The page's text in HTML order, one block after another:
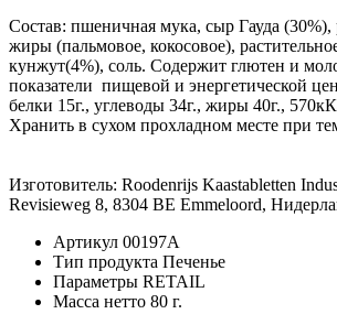
Состав: пшеничная мука, сыр Гауда (30%),
жиры (пальмовое, кокосовое),
кунжут(4%), соль. Содержит глютен и
показатели пищевой и энергетической
белки 15г., углеводы 34г., жиры 40г.,
Хранить в сухом прохладном месте при
Изготовитель: Roodenrijs Kaastabletten
Revisieweg 8, 8304 BE Emmeloord,
Артикул 00197А
Тип продукта Печенье
Параметры RETAIL
Масса нетто 80 г.